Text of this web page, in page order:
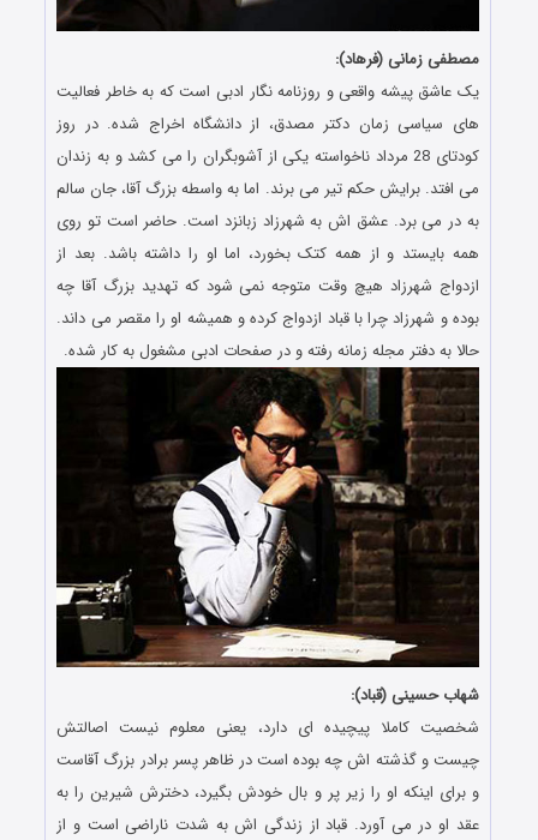
مصطفی زمانی (فرهاد):
یک عاشق پیشه واقعی و روزنامه نگار ادبی است که به خاطر فعالیت
های سیاسی زمان دکتر مصدق، از دانشگاه اخراج شده. در روز
کودتای 28 مرداد ناخواسته یکی از آشوبگران را می کشد و به زندان
می افتد. برایش حکم تیر می برند. اما به واسطه بزرگ آقا، جان سالم
به در می برد. عشق اش به شهرزاد زبانزد است. حاضر است تو روی
همه بایستد و از همه کتک بخورد، اما او را داشته باشد. بعد از
ازدواج شهرزاد هیچ وقت متوجه نمی شود که تهدید بزرگ آقا چه
بوده و شهرزاد چرا با قباد ازدواج کرده و همیشه او را مقصر می داند.
حالا به دفتر مجله زمانه رفته و در صفحات ادبی مشغول به کار شده.
شهاب حسینی (قباد):
شخصیت کاملا پیچیده ای دارد، یعنی معلوم نیست اصالتش
چیست و گذشته اش چه بوده است در ظاهر پسر برادر بزرگ آقاست
و برای اینکه او را زیر پر و بال خودش بگیرد، دخترش شیرین را به
عقد او در می آورد. قباد از زندگی اش به شدت ناراضی است و از